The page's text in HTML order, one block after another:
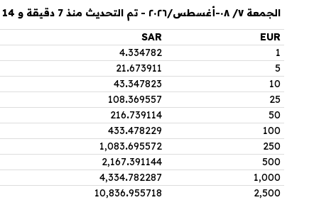
الجمعة ٧/ ٠٨-أغسطس/٢٠٢٦ - تم التحديث منذ 7 دقيقة و 14 ثانية
EUR
SAR
1
4.334782
5
21.673911
10
43.347823
25
108.369557
50
216.739114
100
433.478229
250
1,083.695572
500
2,167.391144
1,000
4,334.782287
2,500
10,836.955718